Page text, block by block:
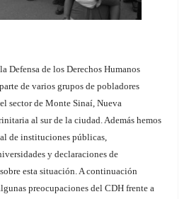
Defensa de los Derechos Humanos
de varios grupos de pobladores
sector de Monte Sinaí, Nueva
al sur de la ciudad. Además hemos
de instituciones públicas,
y declaraciones de
esta situación. A continuación
preocupaciones del CDH frente a